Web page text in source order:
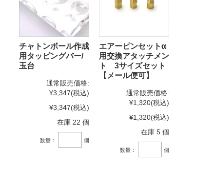
チャトンボール作成
用タッピングバー/
玉台
通常販売価格:
¥3,347(税込)
¥3,347(税込)
在庫 22 個
数量： 個
エアーピンセットα
用交換アタッチメン
ト 3サイズセット
【メール便可】
通常販売価格:
¥1,320(税込)
¥1,320(税込)
在庫 5 個
数量： 個